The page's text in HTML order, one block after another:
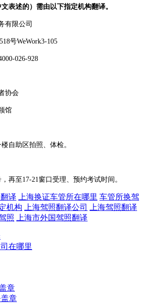
表述的）需由以下指定机构翻译。
有限公司
518号WeWork3-105
-026-928
协会
馆
自助区拍照、体检。
再至 17-21窗口受理、预约考试时间。
译 上海换证车管所在哪里 车管所换驾
机构 上海驾照翻译公司
上海驾照翻译
照 上海市外国驾照翻译
在哪里
章
章